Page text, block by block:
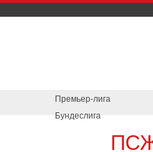
Премьер-лига
Бундеслига